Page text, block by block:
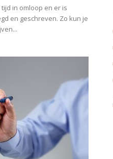
in omloop en er is
en geschreven. Zo kun je